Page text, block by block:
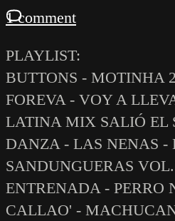
1 comment
PLAYLIST:
BUTTONS - MOTINHA
FOREVA - VOY A
LATINA MIX SALIÓ EL
DANZA - LAS NENAS -
SANDUNGUERAS
ENTRENADA - PERRO
CALLAO' -